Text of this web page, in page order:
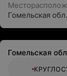
Гомельская
Гомельская